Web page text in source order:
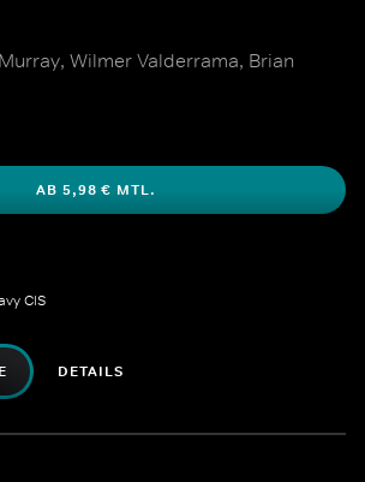
Wilmer Valderrama, Brian
AB 5,98 € MTL.
CIS
DETAILS